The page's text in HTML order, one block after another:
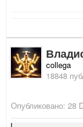
collega
18848
Опубликовано: 28